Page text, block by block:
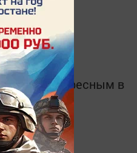
и интересным в
в